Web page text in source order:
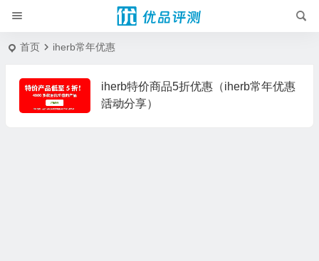
首页 iherb常年优惠
iherb特价商品5折优惠（iherb常年优惠
活动分享）
07/11